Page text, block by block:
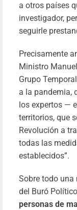
a otros países
investigador,
seguirle
Precisamente
Ministro
Grupo
a la pandemia,
los expertos —
territorios, que
Revolución a
todas las
establecidos”.
Sobre todo una
del Buró
personas de